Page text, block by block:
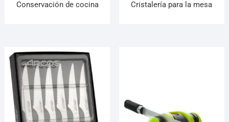
Conservación de cocina Cristalería para la mesa